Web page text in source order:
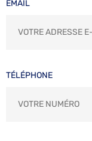
EMAIL
TÉLÉPHONE